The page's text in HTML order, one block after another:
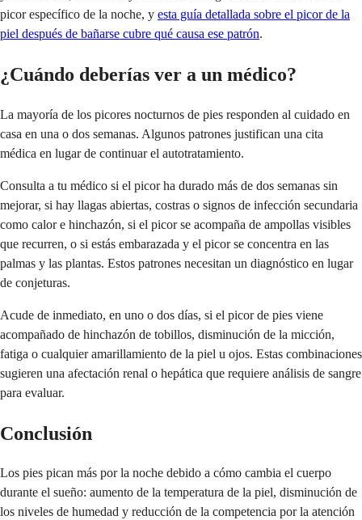
picor específico de la noche, y esta guía detallada sobre el picor de la
piel después de bañarse cubre qué causa ese patrón.
¿Cuándo deberías ver a un médico?
La mayoría de los picores nocturnos de pies responden al cuidado en
casa en una o dos semanas. Algunos patrones justifican una cita
médica en lugar de continuar el autotratamiento.
Consulta a tu médico si el picor ha durado más de dos semanas sin
mejorar, si hay llagas abiertas, costras o signos de infección secundaria
como calor e hinchazón, si el picor se acompaña de ampollas visibles
que recurren, o si estás embarazada y el picor se concentra en las
palmas y las plantas. Estos patrones necesitan un diagnóstico en lugar
de conjeturas.
Acude de inmediato, en uno o dos días, si el picor de pies viene
acompañado de hinchazón de tobillos, disminución de la micción,
fatiga o cualquier amarillamiento de la piel u ojos. Estas combinaciones
sugieren una afectación renal o hepática que requiere análisis de sangre
para evaluar.
Conclusión
Los pies pican más por la noche debido a cómo cambia el cuerpo
durante el sueño: aumento de la temperatura de la piel, disminución de
los niveles de humedad y reducción de la competencia por la atención